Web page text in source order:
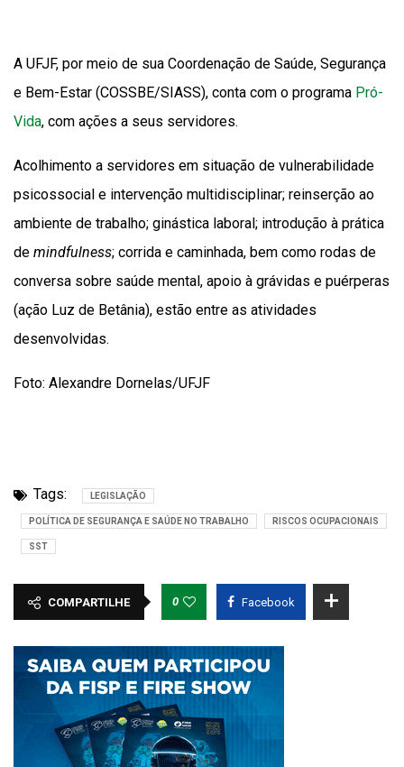
A UFJF, por meio de sua Coordenação de Saúde, Segurança
e Bem-Estar (COSSBE/SIASS), conta com o programa Pró-
Vida, com ações a seus servidores.
Acolhimento a servidores em situação de vulnerabilidade
psicossocial e intervenção multidisciplinar; reinserção ao
ambiente de trabalho; ginástica laboral; introdução à prática
de mindfulness; corrida e caminhada, bem como rodas de
conversa sobre saúde mental, apoio à grávidas e puérperas
(ação Luz de Betânia), estão entre as atividades
desenvolvidas.
Foto: Alexandre Dornelas/UFJF
Tags: LEGISLAÇÃO
POLÍTICA DE SEGURANÇA E SAÚDE NO TRABALHO RISCOS OCUPACIONAIS
SST
COMPARTILHE 0 Facebook